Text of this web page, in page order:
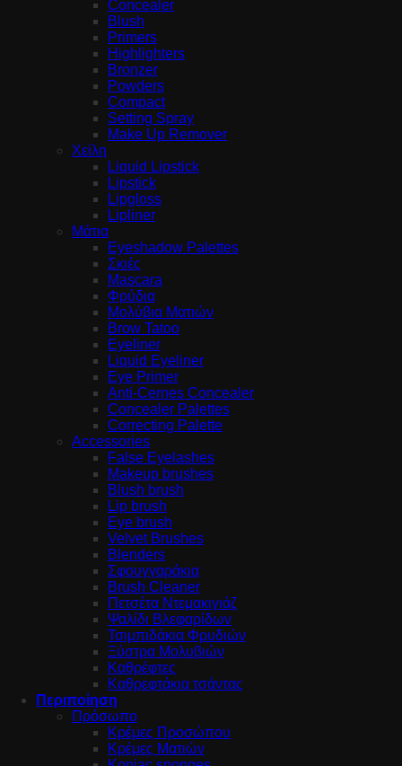
Concealer
Blush
Primers
Highlighters
Bronzer
Powders
Compact
Setting Spray
Make Up Remover
Χείλη
Liquid Lipstick
Lipstick
Lipgloss
Lipliner
Μάτια
Eyeshadow Palettes
Σκιές
Mascara
Φρύδια
Μολύβια Ματιών
Brow Tatoo
Eyeliner
Liquid Eyeliner
Eye Primer
Anti-Cernes Concealer
Concealer Palettes
Correcting Palette
Accessories
False Eyelashes
Makeup brushes
Blush brush
Lip brush
Eye brush
Velvet Brushes
Blenders
Σφουγγαράκια
Brush Cleaner
Πετσέτα Ντεμακιγιάζ
Ψαλίδι Βλεφαρίδων
Τσιμπιδάκια Φρυδιών
Ξύστρα Μολυβιών
Καθρέφτες
Καθρεφτάκια τσάντας
Περιποίηση
Πρόσωπο
Κρέμες Προσώπου
Κρέμες Ματιών